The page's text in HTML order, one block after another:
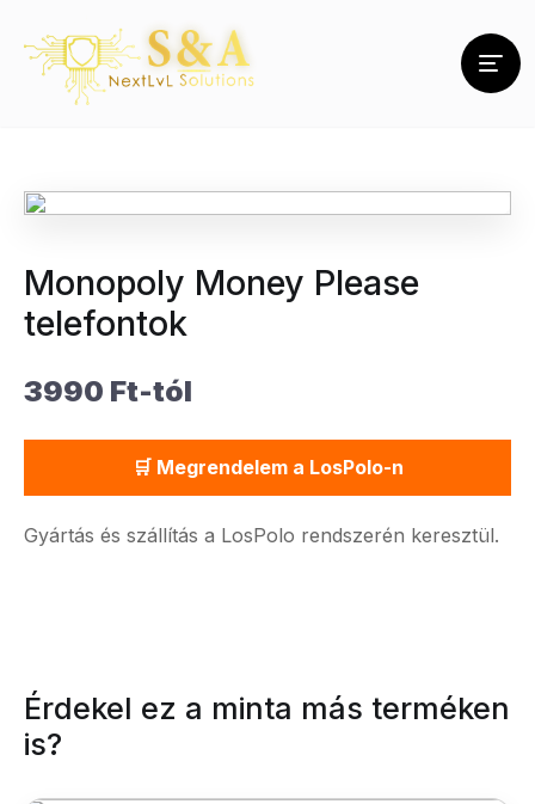
Monopoly Money Please
telefontok
3990 Ft-tól
🛒 Megrendelem a LosPolo-n
Gyártás és szállítás a LosPolo rendszerén keresztül.
Érdekel ez a minta más terméken
is?